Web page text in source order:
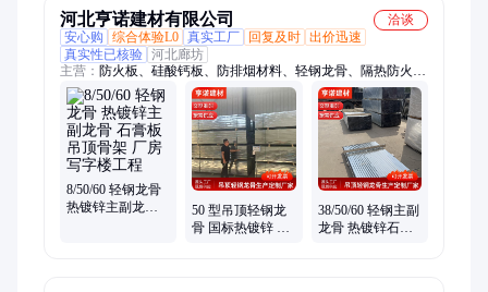
河北亨诺建材有限公司
洽谈
安心购
综合体验L0 真实工厂 回复及时 出价迅速
真实性已核验 河北廊坊
主营： 防火板、硅酸钙板、防排烟材料、轻钢龙骨、隔热防火隔
墙板、装饰保温材料、外墙保温材料
8/50/60 轻钢龙骨
热镀锌主副龙骨
50 型吊顶轻钢龙
骨 国标热镀锌 石
38/50/60 轻钢主副
龙骨 热镀锌石膏